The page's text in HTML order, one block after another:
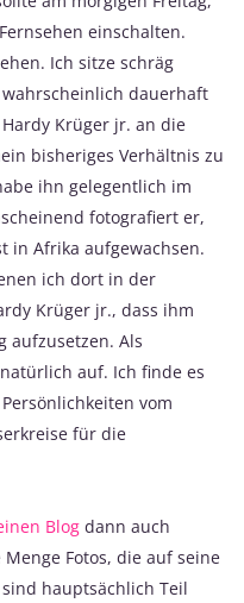
einschalten.
Ich sitze schräg
dauerhaft
Krüger jr. an die
bisheriges Verhältnis zu
ihn gelegentlich im
fotografiert er,
in Afrika aufgewachsen.
ich dort in der
Krüger jr., dass ihm
aufzusetzen. Als
auf. Ich finde es
vom
für die
Blog dann auch
Fotos, die auf seine
hauptsächlich Teil